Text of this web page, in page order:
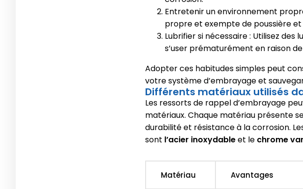
Entretenir un environnement
propre et exempte de poussière
Lubrifier si nécessaire : Utilisez
s’user prématurément en raison
Adopter ces habitudes simples peut
votre système d’embrayage et
Différents matériaux utilisés
Les ressorts de rappel d’embrayage
matériaux. Chaque matériau présente
durabilité et résistance à la corrosion.
sont l’acier inoxydableet le chrome
Matériau Avantages